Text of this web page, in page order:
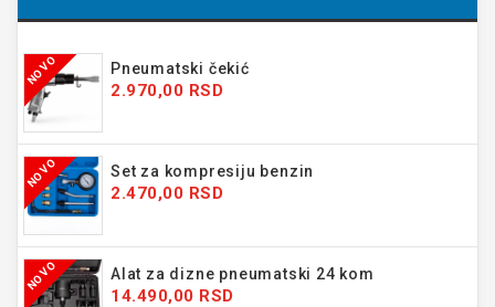
NOVO Pneumatski čekić
2.970,00 RSD
NOVO Set za kompresiju benzin
2.470,00 RSD
NOVO Alat za dizne pneumatski 24 kom
14.490,00 RSD